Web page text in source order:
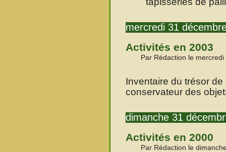
mercredi 31
Activités en 2003
Par Rédaction le
Inventaire du trésor
conservateur des
dimanche 31
Activités en 2000
Par Rédaction le